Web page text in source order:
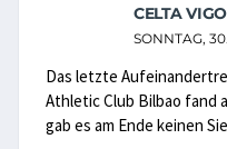
CELTA
SONNTAG,
Das letzte
Athletic Club Bilbao fand
gab es am Ende keinen